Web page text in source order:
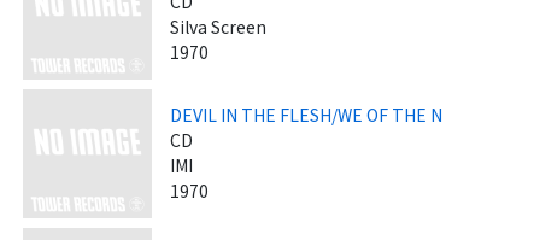
Silva Screen
1970
DEVIL IN THE FLESH/WE OF THE N
CD
IMI
1970